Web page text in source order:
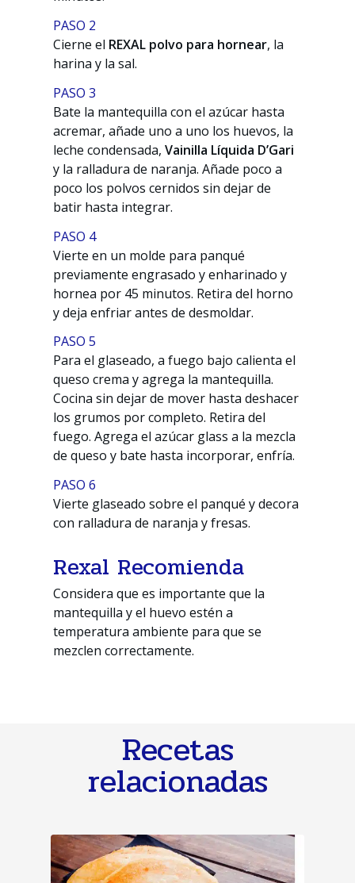
PASO 2
Cierne el REXAL polvo para hornear, la
harina y la sal.
PASO 3
Bate la mantequilla con el azúcar hasta
acremar, añade uno a uno los huevos, la
leche condensada,Vainilla Líquida D’Gari
y la ralladura de naranja. Añade poco a
poco los polvos cernidos sin dejar de
batir hasta integrar.
PASO 4
Vierte en un molde para panqué
previamente engrasado y enharinado y
hornea por 45 minutos. Retira del horno
y deja enfriar antes de desmoldar.
PASO 5
Para el glaseado, a fuego bajo calienta el
queso crema y agrega la mantequilla.
Cocina sin dejar de mover hasta deshacer
los grumos por completo. Retira del
fuego. Agrega el azúcar glass a la mezcla
de queso y bate hasta incorporar, enfría.
PASO 6
Vierte glaseado sobre el panqué y decora
con ralladura de naranja y fresas.
Rexal Recomienda
Considera que es importante que la
mantequilla y el huevo estén a
temperatura ambiente para que se
mezclen correctamente.
Recetas
relacionadas